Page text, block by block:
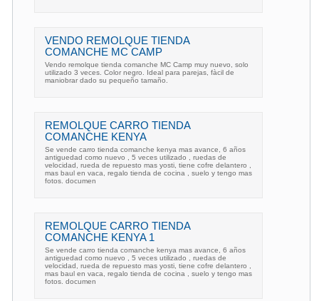
VENDO REMOLQUE TIENDA
COMANCHE MC CAMP
Vendo remolque tienda comanche MC Camp muy nuevo, solo
utilizado 3 veces. Color negro. Ideal para parejas, fàcil de
maniobrar dado su pequeño tamaño.
REMOLQUE CARRO TIENDA
COMANCHE KENYA
Se vende carro tienda comanche kenya mas avance, 6 años
antiguedad como nuevo , 5 veces utilizado , ruedas de
velocidad, rueda de repuesto mas yosti, tiene cofre delantero ,
mas baul en vaca, regalo tienda de cocina , suelo y tengo mas
fotos. documen
REMOLQUE CARRO TIENDA
COMANCHE KENYA 1
Se vende carro tienda comanche kenya mas avance, 6 años
antiguedad como nuevo , 5 veces utilizado , ruedas de
velocidad, rueda de repuesto mas yosti, tiene cofre delantero ,
mas baul en vaca, regalo tienda de cocina , suelo y tengo mas
fotos. documen